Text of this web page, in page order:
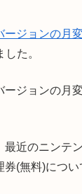
ジョンの月
た。
ジョンの月
近のニンテ
(無料)につい